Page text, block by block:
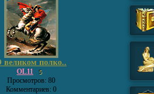
великом полко..
OL11 5
Просмотров: 80
Комментариев: 0